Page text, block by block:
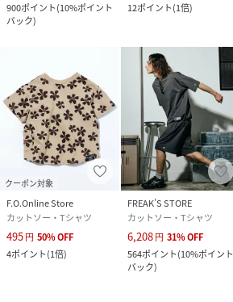
900ポイント(10%ポイント
バック)
12ポイント(1倍)
クーポン対象
F.O.Online Store
カットソー・Tシャツ
495円 50%OFF
4ポイント(1倍)
FREAK’S STORE
カットソー・Tシャツ
6,208円 31%OFF
564ポイント(10%ポイント
バック)